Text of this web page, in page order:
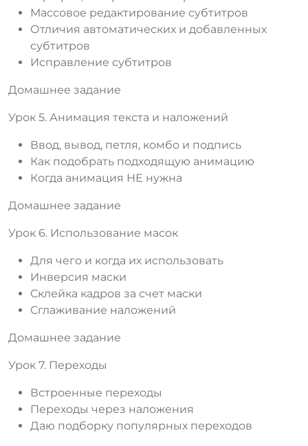
Массовое редактирование субтитров
Отличия автоматических и добавленных
субтитров
Исправление субтитров
Домашнее задание
Урок 5. Анимация текста и наложений
Ввод, вывод, петля, комбо и подпись
Как подобрать подходящую анимацию
Когда анимация НЕ нужна
Домашнее задание
Урок 6. Использование масок
Для чего и когда их использовать
Инверсия маски
Склейка кадров за счет маски
Сглаживание наложений
Домашнее задание
Урок 7. Переходы
Встроенные переходы
Переходы через наложения
Даю подборку популярных переходов